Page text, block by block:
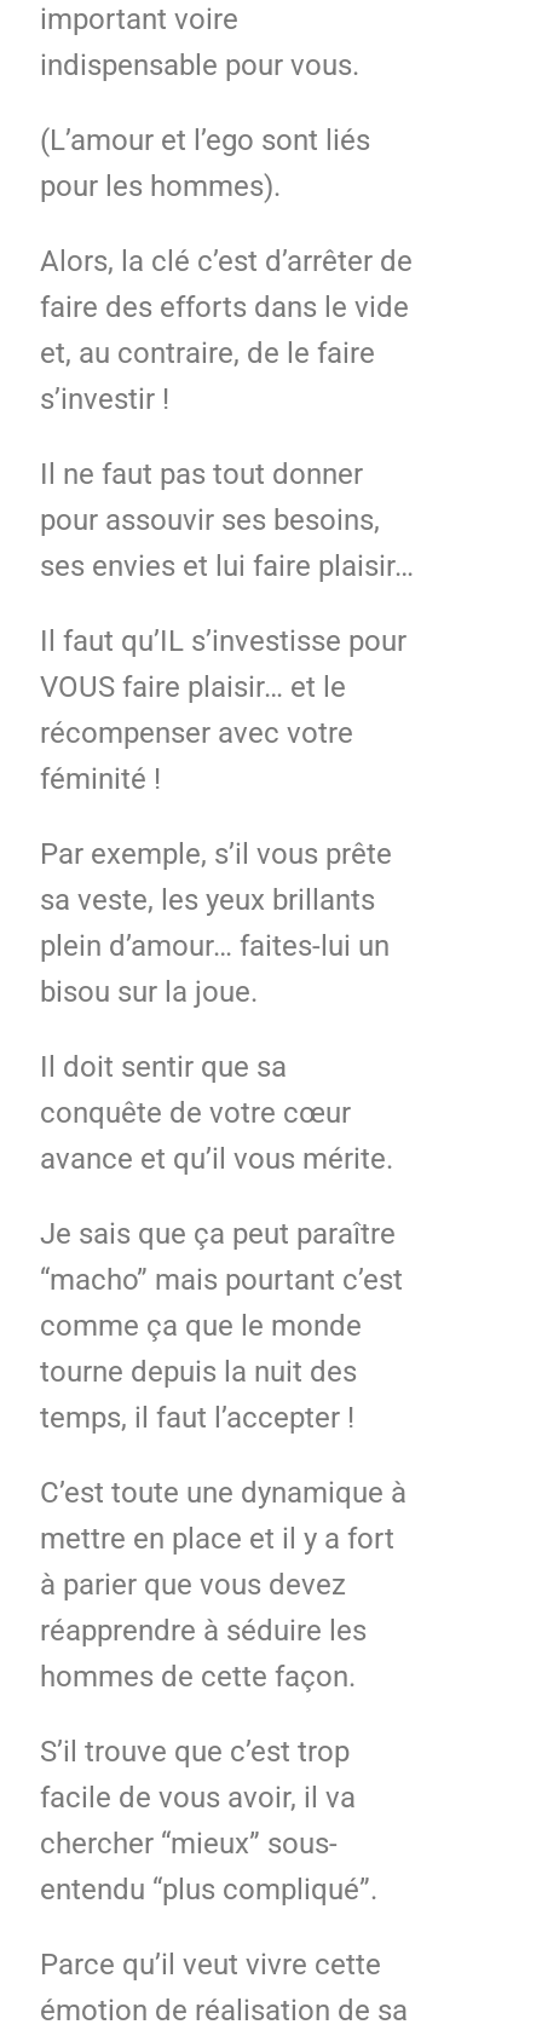
important voire
indispensable pour vous.
(L’amour et l’ego sont liés
pour les hommes).
Alors, la clé c’est d’arrêter de
faire des efforts dans le vide
et, au contraire, de le faire
s’investir !
Il ne faut pas tout donner
pour assouvir ses besoins,
ses envies et lui faire plaisir…
Il faut qu’IL s’investisse pour
VOUS faire plaisir… et le
récompenser avec votre
féminité !
Par exemple, s’il vous prête
sa veste, les yeux brillants
plein d’amour… faites-lui un
bisou sur la joue.
Il doit sentir que sa
conquête de votre cœur
avance et qu’il vous mérite.
Je sais que ça peut paraître
“macho” mais pourtant c’est
comme ça que le monde
tourne depuis la nuit des
temps, il faut l’accepter !
C’est toute une dynamique à
mettre en place et il y a fort
à parier que vous devez
réapprendre à séduire les
hommes de cette façon.
S’il trouve que c’est trop
facile de vous avoir, il va
chercher “mieux” sous-
entendu “plus compliqué”.
Parce qu’il veut vivre cette
émotion de réalisation de sa